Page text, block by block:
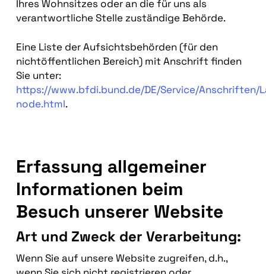
Ihres Wohnsitzes oder an die für uns als
verantwortliche Stelle zuständige Behörde.
Eine Liste der Aufsichtsbehörden (für den
nichtöffentlichen Bereich) mit Anschrift finden
Sie unter:
https://www.bfdi.bund.de/DE/Service/Anschriften/
node.html.
Erfassung allgemeiner
Informationen beim
Besuch unserer Website
Art und Zweck der Verarbeitung:
Wenn Sie auf unsere Website zugreifen, d.h.,